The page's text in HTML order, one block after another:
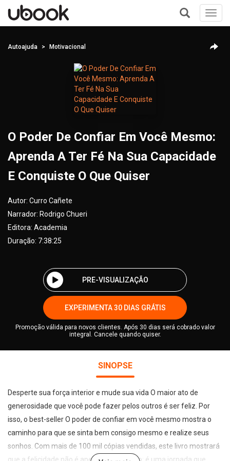
+
Autoajuda Motivacional
O Poder De Confiar Em Você Mesmo:
Aprenda A Ter Fé Na Sua Capacidade
E Conquiste O Que Quiser
Autor: Curro Cañete
Narrador: Rodrigo Chueri
Editora: Academia
Duração: 7:38:25
PRE-VISUALIZAÇÃO
EXPERIMENTA 30 DIAS GRÁTIS
Promoção válida para novos clientes. Após 30 dias será cobrado valor
integral. Cancele quando quiser.
SINOPSE
Desperte sua força interior e mude sua vida O maior ato de
generosidade que você pode fazer pelos outros é ser feliz. Por
isso, o best-seller O poder de confiar em você mesmo mostra o
caminho para que se sinta bem consigo mesmo e realize seus
sonhos. Com mais de 100 mil cópias vendidas, este livro mostrará